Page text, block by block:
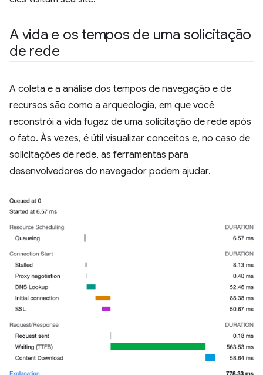
A vida e os tempos de uma solicitação
de rede
A coleta e a análise dos tempos de navegação e de
recursos são como a arqueologia, em que você
reconstrói a vida fugaz de uma solicitação de rede após
o fato. Às vezes, é útil visualizar conceitos e, no caso de
solicitações de rede, as ferramentas para
desenvolvedores do navegador podem ajudar.